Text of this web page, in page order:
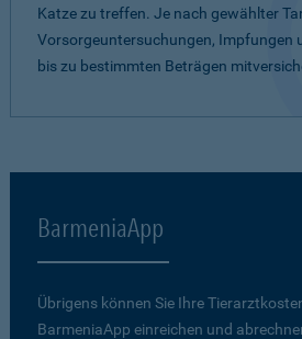
Katze zu treffen. Je nach gewählter
Vorsorgeuntersuchungen, Impfungen
bis zu bestimmten Beträgen
BarmeniaApp
Übrigens können Sie Ihre
BarmeniaApp einreichen und